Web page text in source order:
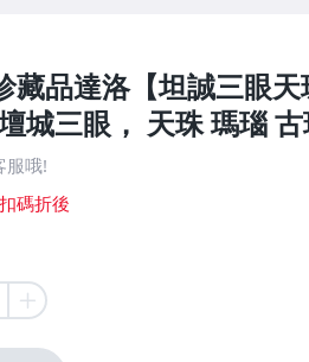
藏品達洛【坦誠三眼
城三眼， 天珠 瑪瑙
服哦!